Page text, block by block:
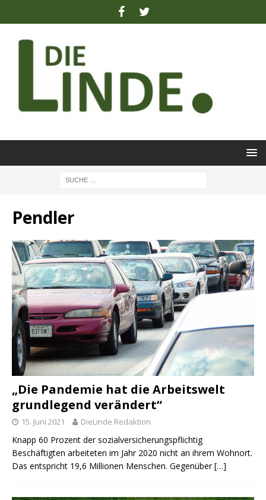
Pendler
„Die Pandemie hat die Arbeitswelt
grundlegend verändert“
15. Juni 2021 DieLinde Redaktion
Knapp 60 Prozent der sozialversicherungspflichtig
Beschäftigten arbeiteten im Jahr 2020 nicht an ihrem Wohnort.
Das entspricht 19,6 Millionen Menschen. Gegenüber[…]